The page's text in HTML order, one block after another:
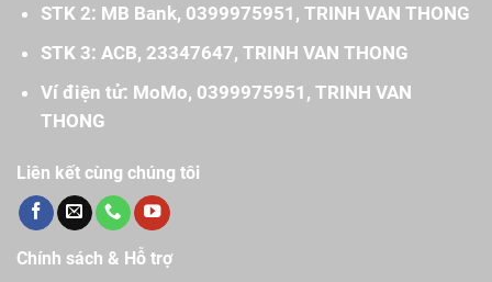
STK 2: MB Bank, 0399975951, TRINH VAN THONG
STK 3: ACB, 23347647, TRINH VAN THONG
Ví điện tử: MoMo, 0399975951, TRINH VAN
THONG
Liên kết cùng chúng tôi
Chính sách & Hỗ trợ